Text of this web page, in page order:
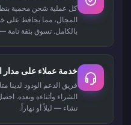
كل عملية شحن محمية
المجال، مما يحافظ على
بالكامل. تسوق بثقة تامة — أمان
خدمة عملاء على مدار
فريق الدعم الودود لدينا
الشراء وأثناءه وبعده.
تشاء — ليلاً أو نهاراً.